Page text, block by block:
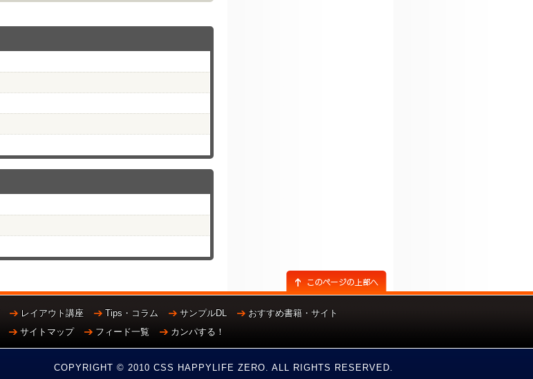
レイアウト講座 Tips・コラム サンプルDL
おすすめ書籍・サイト
サイトマップ フィード一覧 カンパする！
COPYRIGHT © 2010 CSS HAPPYLIFE ZERO. ALL RIGHTS RESERVED.